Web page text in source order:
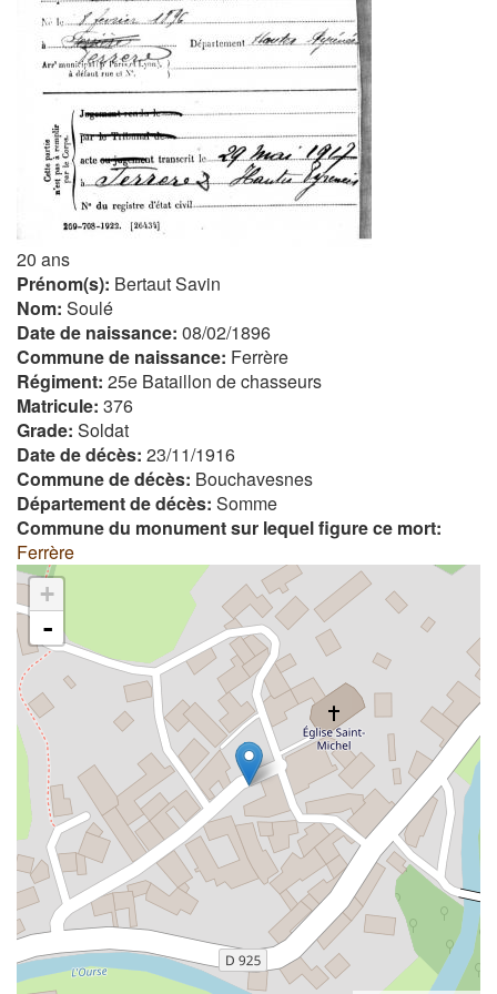
20 ans
Prénom(s): Bertaut Savin
Nom: Soulé
Date de naissance: 08/02/1896
Commune de naissance: Ferrère
Régiment: 25e Bataillon de chasseurs
Matricule: 376
Grade: Soldat
Date de décès: 23/11/1916
Commune de décès: Bouchavesnes
Département de décès: Somme
Commune du monument sur lequel figure ce mort:
Ferrère
+
-